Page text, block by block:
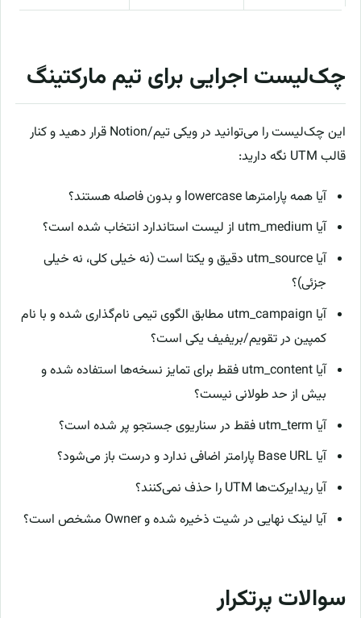
چک‌لیست اجرایی برای تیم مارکتینگ
این چک‌لیست را می‌توانید در ویکی تیم/Notion قرار دهید و کنار
قالب UTM نگه دارید:
آیا همه پارامترها lowercase و بدون فاصله هستند؟
آیا utm_medium از لیست استاندارد انتخاب شده است؟
آیا utm_source دقیق و یکتا است (نه خیلی کلی، نه خیلی
جزئی)؟
آیا utm_campaign مطابق الگوی تیمی نام‌گذاری شده و با نام
کمپین در تقویم/بریفیف یکی است؟
آیا utm_content فقط برای تمایز نسخه‌ها استفاده شده و
بیش از حد طولانی نیست؟
آیا utm_term فقط در سناریوی جستجو پر شده است؟
آیا Base URL پارامتر اضافی ندارد و درست باز می‌شود؟
آیا ریدایرکت‌ها UTM را حذف نمی‌کنند؟
آیا لینک نهایی در شیت ذخیره شده و Owner مشخص است؟
سوالات پرتکرار